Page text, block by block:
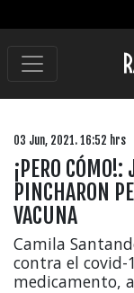
03 Jun, 2021. 16:52 hrs
¡PERO
PINCHARON
VACUNA
Camila
contra el covid-
medicamento,